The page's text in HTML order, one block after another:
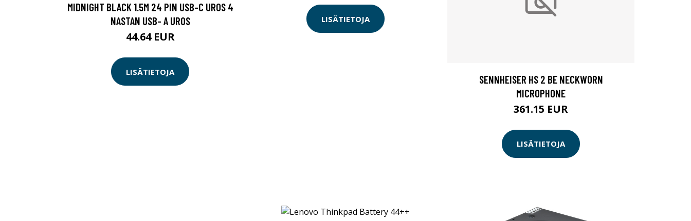
MIDNIGHT BLACK 1.5M 24 PIN USB-C UROS 4
NASTAN USB- A UROS
44.64 EUR
LISÄTIETOJA
LISÄTIETOJA
SENNHEISER HS 2 BE NECKWORN
MICROPHONE
361.15 EUR
LISÄTIETOJA